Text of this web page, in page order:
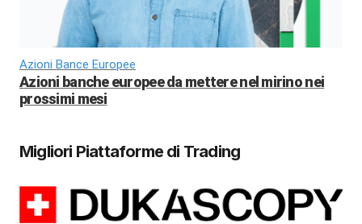
Azioni Bance Europee
Azioni banche europee da mettere nel mirino nei
prossimi mesi
Migliori Piattaforme di Trading